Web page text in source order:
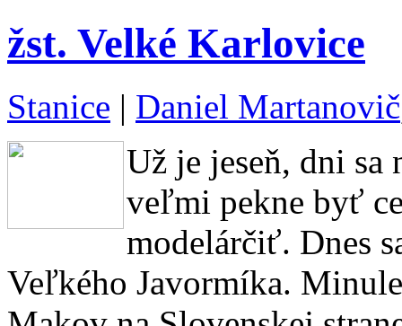
žst. Velké Karlovice
Stanice | Daniel Martanovič
Už je jeseň, dni sa
veľmi pekne byť
modelárčiť. Dnes
Veľkého Javormíka.